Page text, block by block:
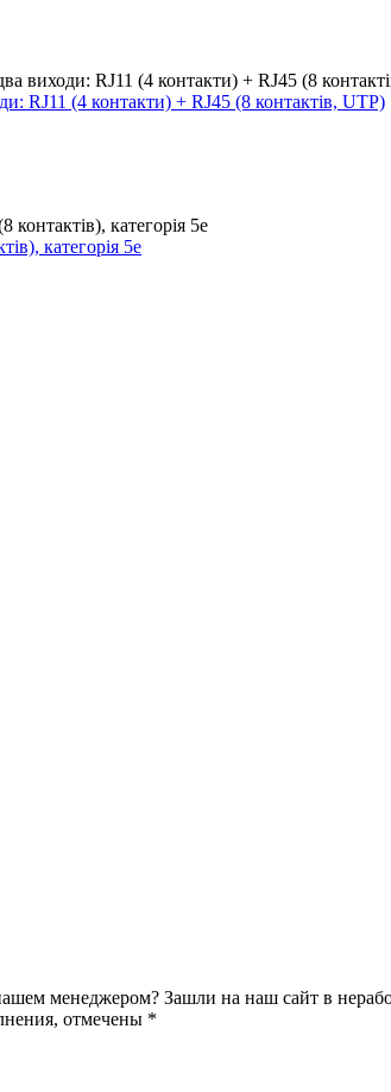
RJ11 (4 контакти) + RJ45 (8 контактів, UTP)
категорія 5e
менеджером? Зашли на наш сайт в
отмечены *